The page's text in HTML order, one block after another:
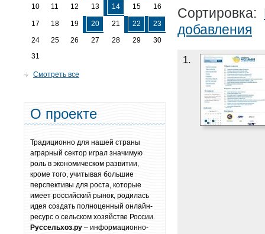
Сортировка:
добавления
1.
10 11 12 13 14 15 16
17 18 19 20 21 22
23
24
25 26 27 28 29
30
31
Смотреть все
О проекте
Традиционно для нашей страны
аграрный сектор играл значимую
роль в экономическом развитии,
кроме того, учитывая большие
перспективы для роста, которые
имеет российский рынок, родилась
идея создать полноценный онлайн-
ресурс о сельском хозяйстве России.
Руссельхоз.ру – информационно-